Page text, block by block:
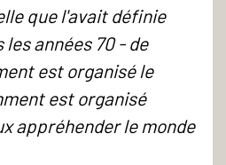
que l'avait définie
les années 70 - de
est organisé le
est organisé
appréhender le monde